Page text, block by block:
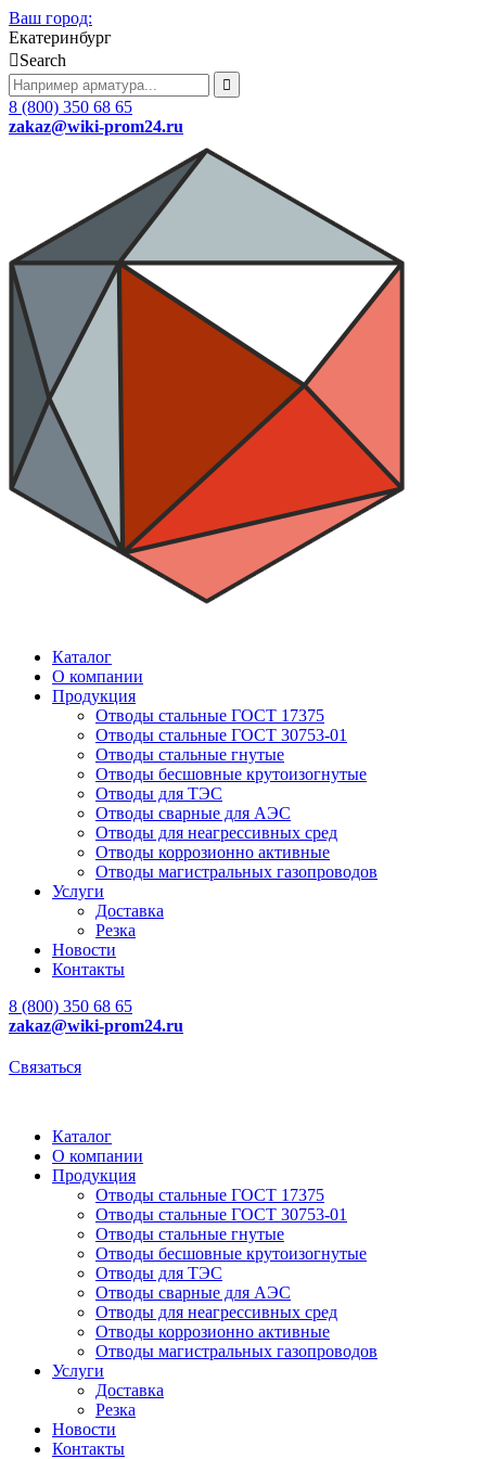
Ваш город:
Екатеринбург
Search
8 (800) 350 68 65
zakaz@wiki-prom24.ru
Каталог
О компании
Продукция
Отводы стальные ГОСТ 17375
Отводы стальные ГОСТ 30753-01
Отводы стальные гнутые
Отводы бесшовные крутоизогнутые
Отводы для ТЭС
Отводы сварные для АЭС
Отводы для неагрессивных сред
Отводы коррозионно активные
Отводы магистральных газопроводов
Услуги
Доставка
Резка
Новости
Контакты
8 (800) 350 68 65
zakaz@wiki-prom24.ru
Связаться
Каталог
О компании
Продукция
Отводы стальные ГОСТ 17375
Отводы стальные ГОСТ 30753-01
Отводы стальные гнутые
Отводы бесшовные крутоизогнутые
Отводы для ТЭС
Отводы сварные для АЭС
Отводы для неагрессивных сред
Отводы коррозионно активные
Отводы магистральных газопроводов
Услуги
Доставка
Резка
Новости
Контакты